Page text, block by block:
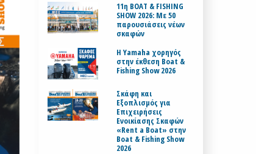
11η BOAT & FISHING
SHOW 2026: Με 50
παρουσιάσεις νέων
σκαφών
H Yamaha χορηγός
στην έκθεση Boat &
Fishing Show 2026
Σκάφη και
Εξοπλισμός για
Επιχειρήσεις
Ενοικίασης Σκαφών
«Rent a Boat» στην
Boat & Fishing Show
2026